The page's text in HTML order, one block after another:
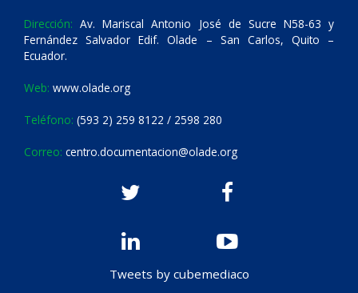
Dirección: Av. Mariscal Antonio José de Sucre N58-63 y
Fernández Salvador Edif. Olade – San Carlos, Quito –
Ecuador.
Web: www.olade.org
Teléfono: (593 2) 259 8122 / 2598 280
Correo: centro.documentacion@olade.org
Tweets by cubemediaco